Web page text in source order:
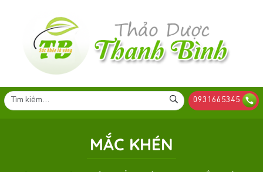
0931665345
MẮC KHÉN